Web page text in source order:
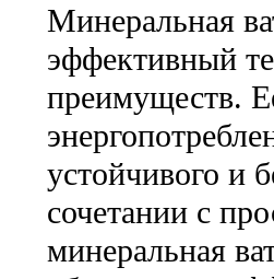
Минеральная
эффективный
преимуществ.
устойчивого и
сочетании с
минеральная